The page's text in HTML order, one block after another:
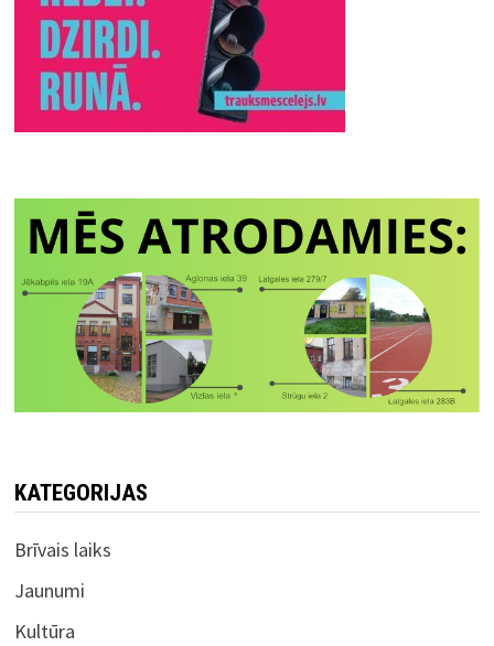
KATEGORIJAS
Brīvais laiks
Jaunumi
Kultūra